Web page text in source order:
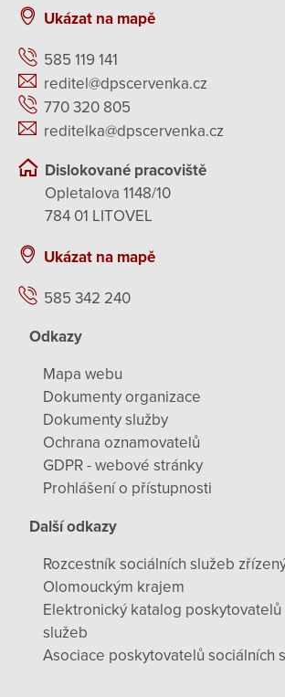
Ukázat na mapě
585 119 141
reditel@dpscervenka.cz
770 320 805
reditelka@dpscervenka.cz
Dislokované pracoviště
Opletalova 1148/10
784 01 LITOVEL
Ukázat na mapě
585 342 240
Odkazy
Mapa webu
Dokumenty organizace
Dokumenty služby
Ochrana oznamovatelů
GDPR - webové stránky
Prohlášení o přístupnosti
Další odkazy
Rozcestník sociálních služeb
Olomouckým krajem
Elektronický katalog poskytovatelů
služeb
Asociace poskytovatelů sociálních